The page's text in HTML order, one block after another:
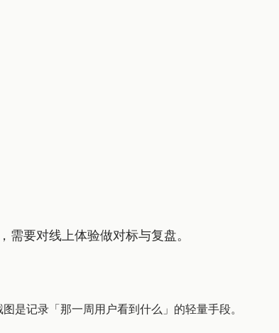
要对线上体验做对标与复盘。
是记录「那一周用户看到什么」的轻量手段。